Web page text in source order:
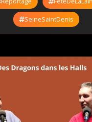
SeineSaintDenis